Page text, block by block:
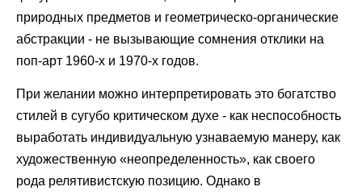
природных предметов и геометрическо-органические
абстракции - не вызывающие сомнения отклики на
поп-арт 1960-х и 1970-х годов.
При желании можно интерпретировать это богатство
стилей в сугубо критическом духе - как неспособность
выработать индивидуальную узнаваемую манеру, как
художественную «неопределенность», как своего
рода релятивистскую позицию. Однако в